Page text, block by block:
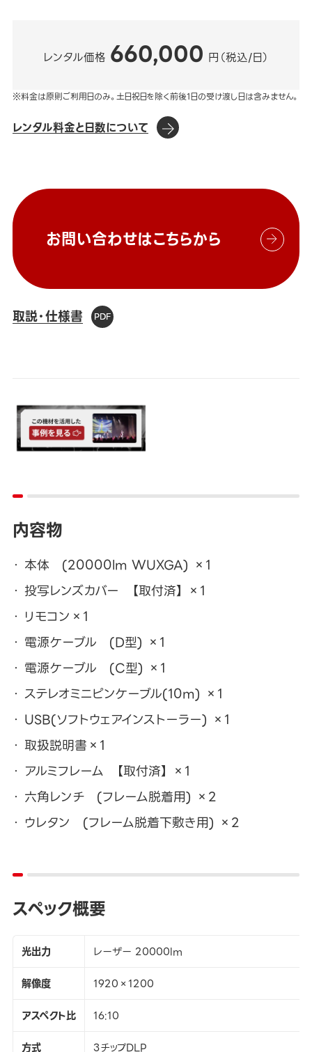
レンタル価格 660,000 円（税込/日）
※料金は原則ご利用日のみ。土日祝日を除く前後1日の受け渡し日は含みません。
レンタル料金と日数について
お問い合わせはこちらから
取説・仕様書
内容物
本体 (20000lm WUXGA) ×1
投写レンズカバー 【取付済】 ×1
リモコン×1
電源ケーブル (D型) ×1
電源ケーブル (C型) ×1
ステレオミニピンケーブル(10m) ×1
USB(ソフトウェアインストーラー) ×1
取扱説明書×1
アルミフレーム 【取付済】 ×1
六角レンチ (フレーム脱着用) ×2
ウレタン (フレーム脱着下敷き用) ×2
スペック概要
光出力
レーザー 20000lm
解像度
1920×1200
アスペクト比
16:10
方式
3チップDLP